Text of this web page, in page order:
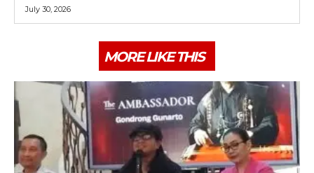
July 30, 2026
MORE LIKE THIS